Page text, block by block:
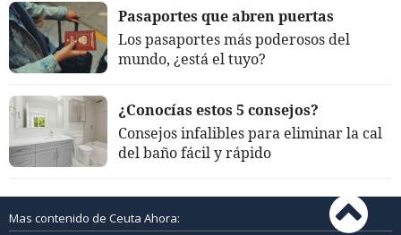
Pasaportes que abren puertas
Los pasaportes más poderosos del
mundo, ¿está el tuyo?
¿Conocías estos 5 consejos?
Consejos infalibles para eliminar la cal
del baño fácil y rápido
Mas contenido de Ceuta Ahora: